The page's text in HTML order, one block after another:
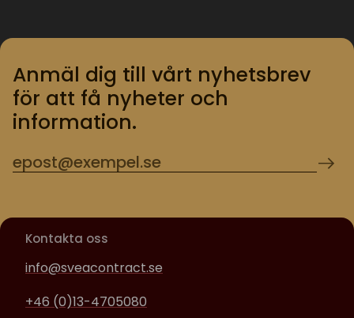
Anmäl dig till vårt nyhetsbrev
för att få nyheter och
information.
Kontakta oss
info@sveacontract.se
+46 (0)13-4705080